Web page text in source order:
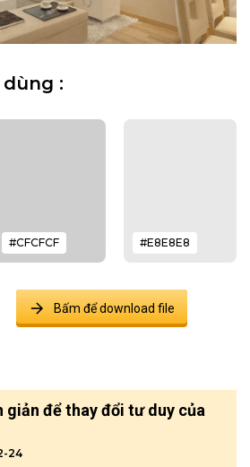
:
#CFCFCF #E8E8E8
Bấm để download file
giản để thay đổi tư duy của
24